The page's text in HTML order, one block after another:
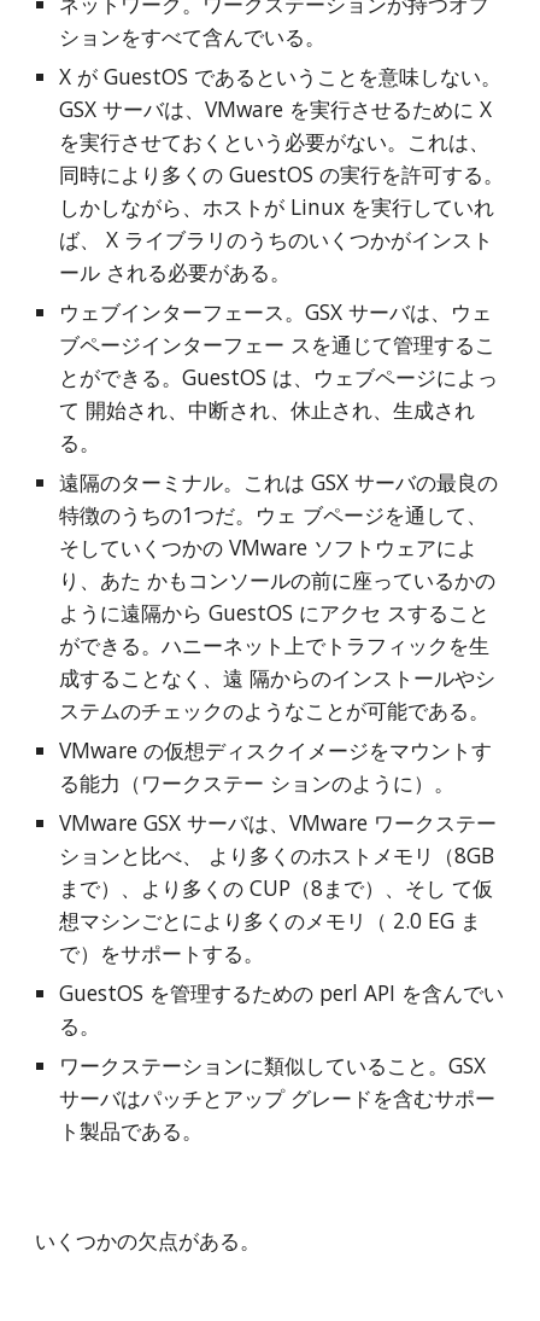
ションをすべて含んでいる。
X が GuestOS であるということを意味しない。
GSX サーバは、VMware を実行させるために X
を実行させておくという必要がない。これは、
同時により多くの GuestOS の実行を許可する。
しかしながら、ホストが Linux を実行していれ
ば、 X ライブラリのうちのいくつかがインスト
ール される必要がある。
ウェブインターフェース。GSX サーバは、ウェ
ブページインターフェー スを通じて管理するこ
とができる。GuestOS は、ウェブページによっ
て 開始され、中断され、休止され、生成され
る。
遠隔のターミナル。これは GSX サーバの最良の
特徴のうちの1つだ。ウェ ブページを通して、
そしていくつかの VMware ソフトウェアによ
り、あた かもコンソールの前に座っているかの
ように遠隔から GuestOS にアクセ スすること
ができる。ハニーネット上でトラフィックを生
成することなく、遠 隔からのインストールやシ
ステムのチェックのようなことが可能である。
VMware の仮想ディスクイメージをマウントす
る能力（ワークステー ションのように）。
VMware GSX サーバは、VMware ワークステー
ションと比べ、 より多くのホストメモリ（8GB
まで）、より多くの CUP（8まで）、そし て仮
想マシンごとにより多くのメモリ（ 2.0 EG ま
で）をサポートする。
GuestOS を管理するための perl API を含んでい
る。
ワークステーションに類似していること。GSX
サーバはパッチとアップ グレードを含むサポー
ト製品である。
いくつかの欠点がある。